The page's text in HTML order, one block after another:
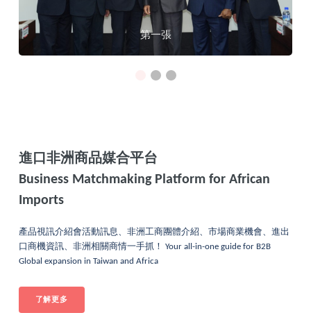
進口非洲商品媒合平台
Business Matchmaking Platform for African
Imports
產品視訊介紹會活動訊息、非洲工商團體介紹、市場商業機會、進出
口商機資訊、非洲相關商情一手抓！ Your all-in-one guide for B2B
Global expansion in Taiwan and Africa
了解更多
第一張